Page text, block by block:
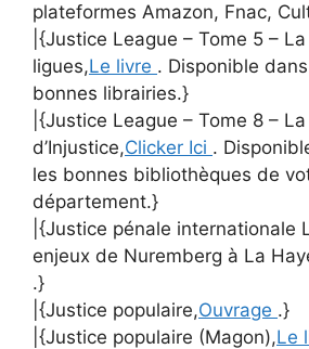
plateformes Amazon, Fnac,
|{Justice League – Tome 5 –
ligues,Le livre . Disponible
bonnes librairies.}
|{Justice League – Tome 8 –
d’Injustice,Clicker Ici .
les bonnes bibliothèques de
département.}
|{Justice pénale internationale
enjeux de Nuremberg à La
.}
|{Justice populaire,Ouvrage .}
|{Justice populaire (Magon),Le